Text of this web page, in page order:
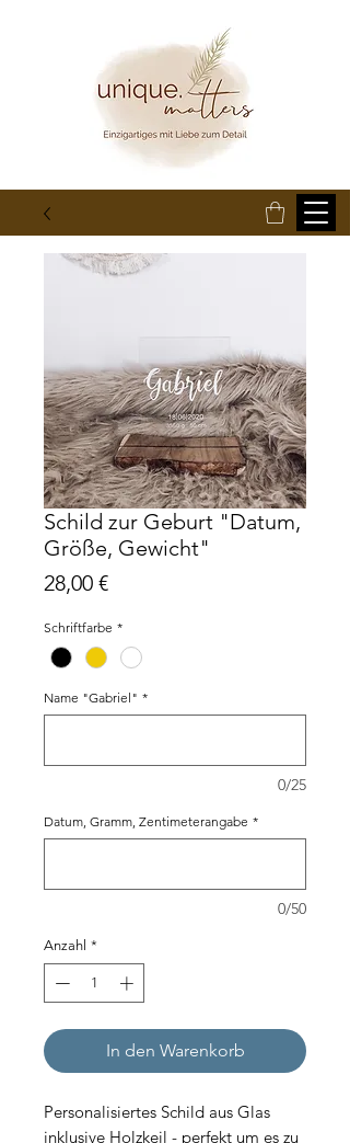
Schild zur Geburt "Datum,
Größe, Gewicht"
28,00 €Preis
Schriftfarbe *
Name "Gabriel" *
0/25
Datum, Gramm, Zentimeterangabe *
0/50
Anzahl *
In den Warenkorb
Personalisiertes Schild aus Glas
inklusive Holzkeil - perfekt um es zu